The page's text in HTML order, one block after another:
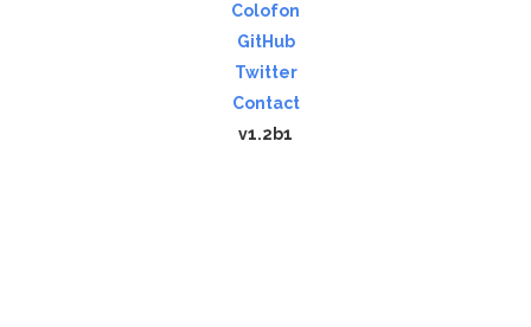
Colofon
GitHub
Twitter
Contact
v1.2b1